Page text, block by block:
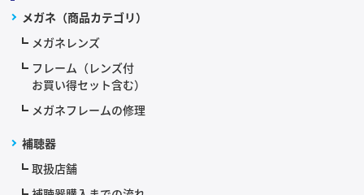
メガネ（商品カテゴリ）
メガネレンズ
フレーム（レンズ付
お買い得セット含む）
メガネフレームの修理
補聴器
取扱店舗